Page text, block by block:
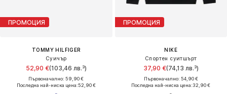
ПРОМОЦИЯ
TOMMY HILFIGER
Суичър
52,90 €(103,46 лв.³)
Първоначално: 59,90 €
Последна най-ниска цена:52,90 €
ПРОМОЦИЯ
NIKE
Спортен суитшърт
37,90 €(74,13 лв.³)
Първоначално: 54,90 €
Последна най-ниска цена:32,90 €